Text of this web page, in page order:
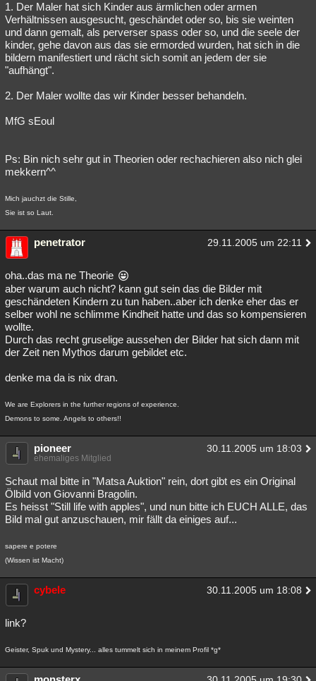
1. Der Maler hat sich Kinder aus ärmlichen oder armen
Verhältnissen ausgesucht, geschändet oder so, bis sie weinten
und dann gemalt, als perverser spass oder so, und die seele der
kinder, gehe davon aus das sie ermorded wurden, hat sich in die
bildern manifestiert und rächt sich somit an jedem der sie
"aufhängt".
2. Der Maler wollte das wir Kinder besser behandeln.
MfG sEoul
Ps: Bin nich sehr gut in Theorien oder rechachieren also nich glei
mekkern^^
Mich jauchzt die Stille,
Sie ist so Laut.
penetrator 29.11.2005 um 22:11
oha..das ma ne Theorie
aber warum auch nicht? kann gut sein das die Bilder mit
geschändeten Kindern zu tun haben..aber ich denke eher das er
selber wohl ne schlimme Kindheit hatte und das so kompensieren
wollte.
Durch das recht gruselige aussehen der Bilder hat sich dann mit
der Zeit nen Mythos darum gebildet etc.
denke ma da is nix dran.
We are Explorers in the further regions of experience.
Demons to some. Angels to others!!
pioneer 30.11.2005 um 18:03
ehemaliges Mitglied
Schaut mal bitte in "Matsa Auktion" rein, dort gibt es ein Original
Ölbild von Giovanni Bragolin.
Es heisst "Still life with apples", und nun bitte ich EUCH ALLE, das
Bild mal gut anzuschauen, mir fällt da einiges auf...
sapere e potere
(Wissen ist Macht)
cybele 30.11.2005 um 18:08
link?
Geister, Spuk und Mystery... alles tummelt sich in meinem Profil *g*